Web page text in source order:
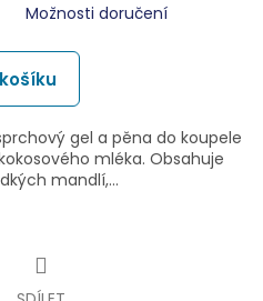
Možnosti doručení
gel a pěna do koupele
mléka. Obsahuje
mandlí,…